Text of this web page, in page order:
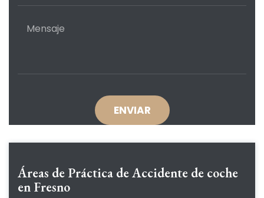
Áreas de Práctica deAccidente de coche
en Fresno